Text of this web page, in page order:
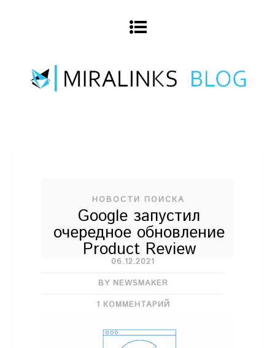
НОВОСТИ ПОИСКА
Google запустил
очередное обновление
Product Review
06.12.2021
BY NEWSMAKER
1 КОММЕНТАРИЙ